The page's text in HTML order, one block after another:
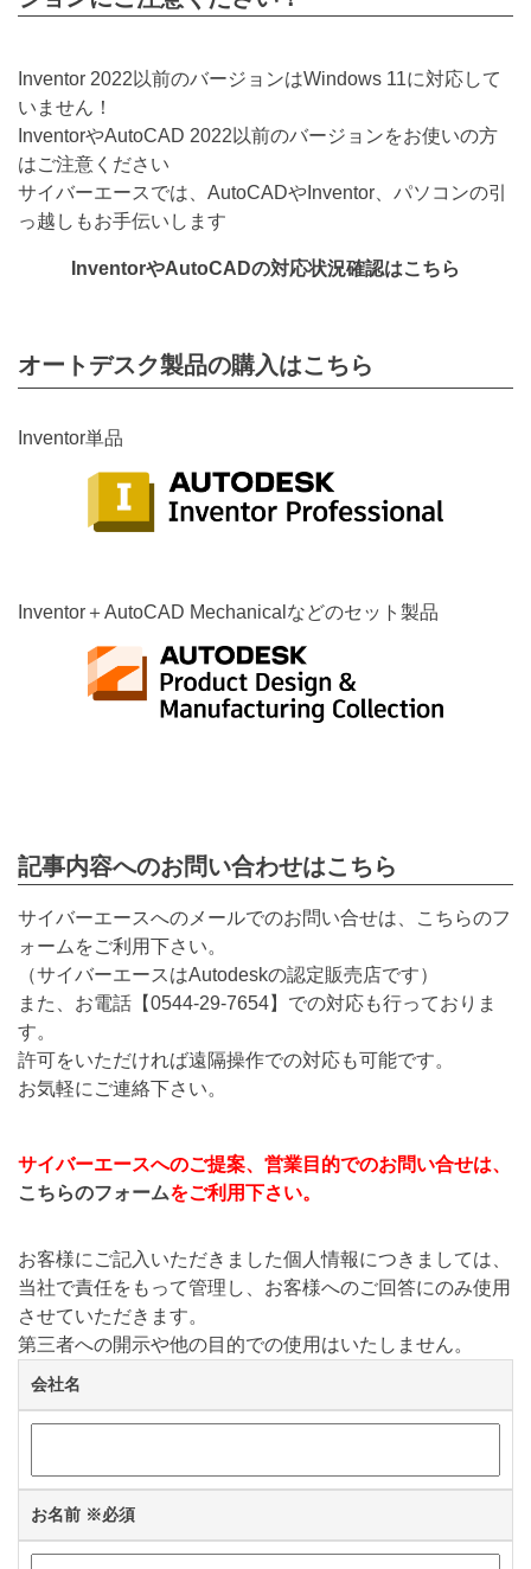
Inventor 2022以前のバージョンはWindows 11に対応して
いません！
InventorやAutoCAD 2022以前のバージョンをお使いの方
はご注意ください
サイバーエースでは、AutoCADやInventor、パソコンの引
っ越しもお手伝いします
InventorやAutoCADの対応状況確認はこちら
オートデスク製品の購入はこちら
Inventor単品
Inventor＋AutoCAD Mechanicalなどのセット製品
記事内容へのお問い合わせはこちら
サイバーエースへのメールでのお問い合せは、こちらのフ
ォームをご利用下さい。
（サイバーエースはAutodeskの認定販売店です）
また、お電話【0544-29-7654】での対応も行っておりま
す。
許可をいただければ遠隔操作での対応も可能です。
お気軽にご連絡下さい。
サイバーエースへのご提案、営業目的でのお問い合せは、
こちらのフォームをご利用下さい。
お客様にご記入いただきました個人情報につきましては、
当社で責任をもって管理し、お客様へのご回答にのみ使用
させていただきます。
第三者への開示や他の目的での使用はいたしません。
会社名
お名前 ※必須